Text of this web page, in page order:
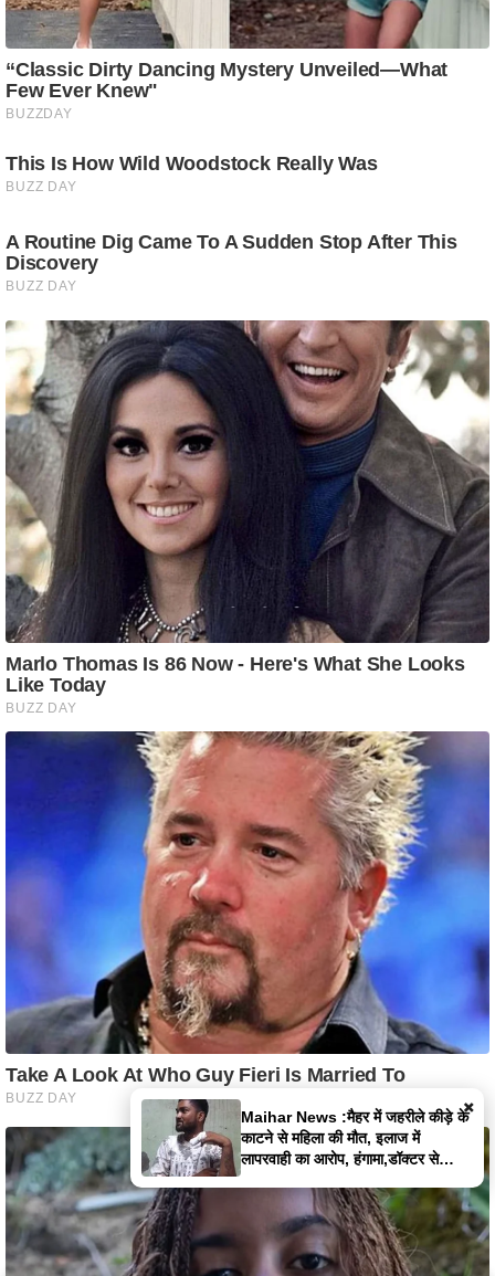
×
Maihar News :मैहर में जहरीले कीड़े के
काटने से महिला की मौत, इलाज में
लापरवाही का आरोप, हंगामा,डॉक्टर से